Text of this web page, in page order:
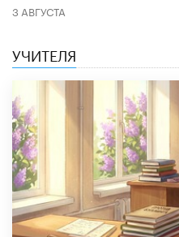
3 АВГУСТА
УЧИТЕЛЯ